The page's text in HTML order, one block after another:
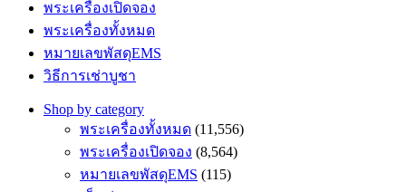
พระเครื่องเปิดจอง
พระเครื่องทั้งหมด
หมายเลขพัสดุEMS
วิธีการเช่าบูชา
Shop by category
พระเครื่องทั้งหมด (11,556)
พระเครื่องเปิดจอง (8,564)
หมายเลขพัสดุEMS (115)